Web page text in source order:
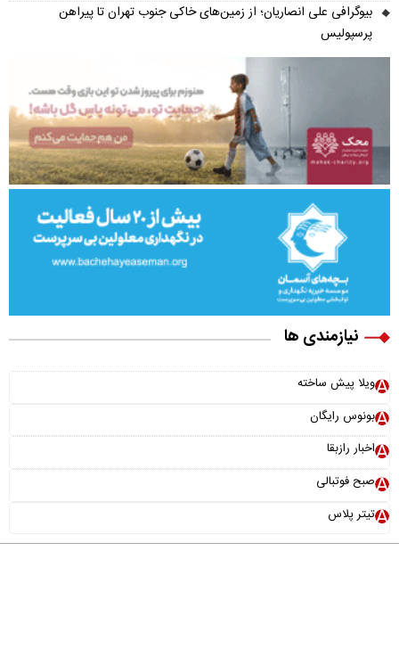
بیوگرافی علی انصاریان؛ از زمین‌های خاکی جنوب تهران تا پیراهن
پرسپولیس
نیازمندی ها
ویلا پیش ساخته
بونوس رایگان
اخبار رازبقا
صبح فوتبالی
تیتر پلاس